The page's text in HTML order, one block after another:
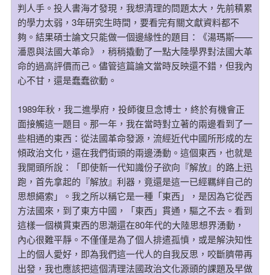
判人手。投人書海才發現，我想清理的問題太大，先前積累
的學力太弱，3年研究生時間，要看完有關文獻資料都不
夠。結果碩士論文只能做一個邊緣性的題目：《湯瑪斯——
潘恩與法國大革命》，稍稍撬動了一點大陸學界對法國大革
命的過高評價而己。儘管這篇論文當時反映還不錯，但我內
心不甘，還是蠢蠢欲動。
1989年秋，我二進學府，投師復旦念博士，終於有機會正
面接觸這一題目。那一年，我在當時對立著的兩邊看到了一
些相通的東西：從法國革命發源，流經近代中國所形成的左
傾政治文化，還在我們街頭的兩邊湧動。這個東西，也就是
我開頭所說：「即使新一代知識份子欲向『解放』的路上迅
跑，首先拿起的『解放』利器，竟還是這一已經羈絆自己的
思想繩索」。我之所以稱它是一種「東西」，是因為它從西
方法國來，到了東方中國，「東西」貫通，驅之不去。看到
這樣一個橫貫東西的思潮還在80年代的大陸思想界湧動，
內心很難平靜。不僅僅是為了個人排遣孤憤，或是解決知性
上的個人愛好，即為我們這一代人的自我反思，咬斷臍帶再
出發，我也應該把這個清理法國政治文化源頭的課題及早做